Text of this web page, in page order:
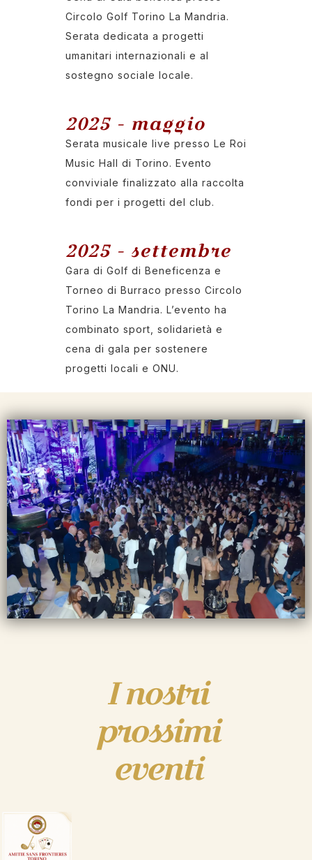
Circolo Golf Torino La Mandria.
Serata dedicata a progetti
umanitari internazionali e al
sostegno sociale locale.
2025 - maggio
Serata musicale live presso Le Roi
Music Hall di Torino. Evento
conviviale finalizzato alla raccolta
fondi per i progetti del club.
2025 - settembre
Gara di Golf di Beneficenza e
Torneo di Burraco presso Circolo
Torino La Mandria. L’evento ha
combinato sport, solidarietà e
cena di gala per sostenere
progetti locali e ONU.
I nostri
prossimi
eventi